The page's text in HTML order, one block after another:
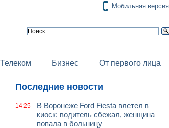
Мобильная версия
Телеком Бизнес От первого лица
Последние новости
14:25
В Воронеже Ford Fiesta влетел в
киоск: водитель сбежал, женщина
попала в больницу